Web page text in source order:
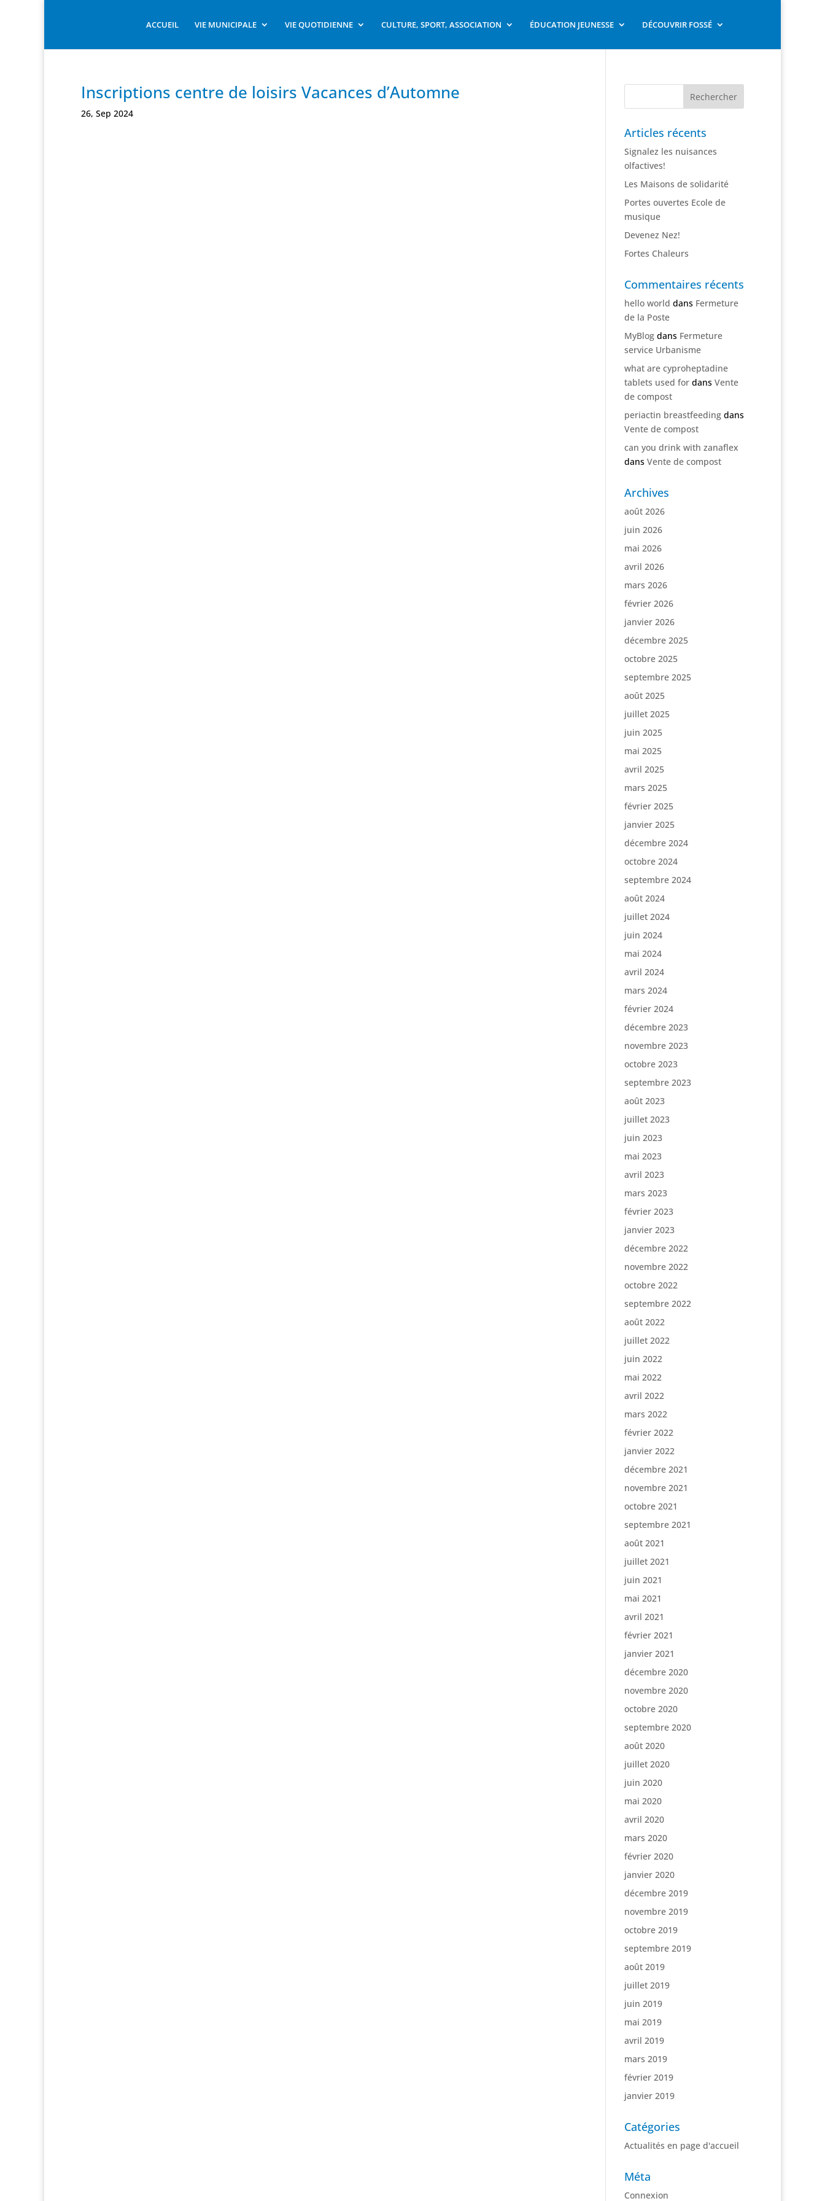
ACCUEIL VIE MUNICIPALE VIE QUOTIDIENNE CULTURE, SPORT, ASSOCIATION ÉDUCATION JEUNESSE DÉCOUVRIR FOSSÉ
Inscriptions centre de loisirs Vacances d’Automne
26, Sep 2024
Articles récents
Signalez les nuisances
olfactives!
Les Maisons de solidarité
Portes ouvertes Ecole de
musique
Devenez Nez!
Fortes Chaleurs
Commentaires récents
hello world dans Fermeture
de la Poste
MyBlogdans Fermeture
service Urbanisme
what are cyproheptadine
tablets used fordans Vente
de compost
periactin breastfeedingdans
Vente de compost
can you drink with zanaflex
dans Vente de compost
Archives
août 2026
juin 2026
mai 2026
avril 2026
mars 2026
février 2026
janvier 2026
décembre 2025
octobre 2025
septembre 2025
août 2025
juillet 2025
juin 2025
mai 2025
avril 2025
mars 2025
février 2025
janvier 2025
décembre 2024
octobre 2024
septembre 2024
août 2024
juillet 2024
juin 2024
mai 2024
avril 2024
mars 2024
février 2024
décembre 2023
novembre 2023
octobre 2023
septembre 2023
août 2023
juillet 2023
juin 2023
mai 2023
avril 2023
mars 2023
février 2023
janvier 2023
décembre 2022
novembre 2022
octobre 2022
septembre 2022
août 2022
juillet 2022
juin 2022
mai 2022
avril 2022
mars 2022
février 2022
janvier 2022
décembre 2021
novembre 2021
octobre 2021
septembre 2021
août 2021
juillet 2021
juin 2021
mai 2021
avril 2021
février 2021
janvier 2021
décembre 2020
novembre 2020
octobre 2020
septembre 2020
août 2020
juillet 2020
juin 2020
mai 2020
avril 2020
mars 2020
février 2020
janvier 2020
décembre 2019
novembre 2019
octobre 2019
septembre 2019
août 2019
juillet 2019
juin 2019
mai 2019
avril 2019
mars 2019
février 2019
janvier 2019
Catégories
Actualités en page d'accueil
Méta
Connexion